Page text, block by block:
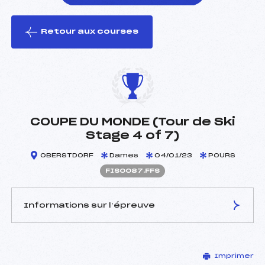
le ski
Retour aux courses
COUPE DU MONDE (Tour de Ski
Stage 4 of 7)
OBERSTDORF Dames 04/01/23 POURS
FIS0087.FFS
Informations sur l’épreuve
–
Imprimer